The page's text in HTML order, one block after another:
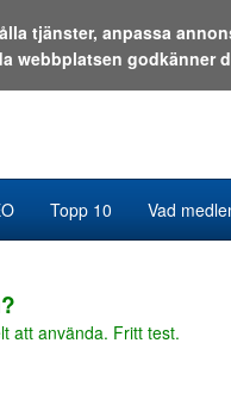
Topp 10 Vad
att använda. Fritt test.
tjänster, anpassa
webbplatsen godkänner